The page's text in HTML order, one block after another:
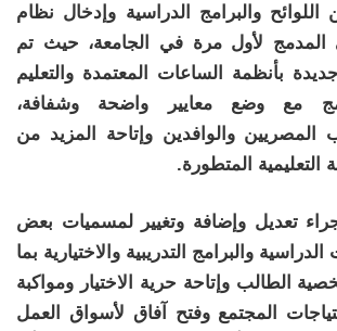
والبرامج الدراسية وإدخال نظام
المدمج لأول مرة في الجامعة، حيث تم
بأنظمة الساعات المعتمدة والتعليم
مع وضع معايير واضحة وشفافة،
المصريين والوافدين وإتاحة المزيد من
التعليمية المتطورة.
تعديل وإضافة وتغيير لمسميات بعض
والبرامج التدريبية والاختيارية بما
الطالب وإتاحة حرية الاختيار ومواكبة
المجتمع وفتح آفاق لأسواق العمل